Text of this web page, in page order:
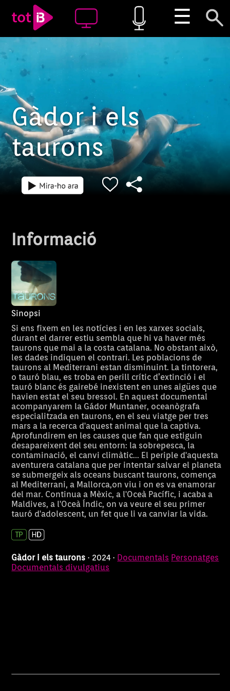
☰
Gàdor i els
taurons
Informació
Sinopsi
Si ens fixem en les notícies i en les xarxes socials,
durant el darrer estiu sembla que hi va haver més
taurons que mai a la costa catalana. No obstant això,
les dades indiquen el contrari. Les poblacions de
taurons al Mediterrani estan disminuint. La tintorera,
o tauró blau, es troba en perill crític d’extinció i el
tauró blanc és gairebé inexistent en unes aigües que
havien estat el seu bressol. En aquest documental
acompanyarem la Gádor Muntaner, oceanògrafa
especialitzada en taurons, en el seu viatge per tres
mars a la recerca d'aquest animal que la captiva.
Aprofundirem en les causes que fan que estiguin
desapareixent del seu entorn: la sobrepesca, la
contaminació, el canvi climàtic... El periple d'aquesta
aventurera catalana que per intentar salvar el planeta
se submergeix als oceans buscant taurons, comença
al Mediterrani, a Mallorca,on viu i on es va enamorar
del mar. Continua a Mèxic, a l'Oceà Pacífic, i acaba a
Maldives, a l'Oceà Índic, on va veure el seu primer
tauró d'adolescent, un fet que li va canviar la vida.
Gàdor i els taurons · 2024 · Documentals Personatges
Documentals divulgatius